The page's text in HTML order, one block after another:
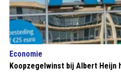
Economie
Koopzegelwinst bij Albert Heijn